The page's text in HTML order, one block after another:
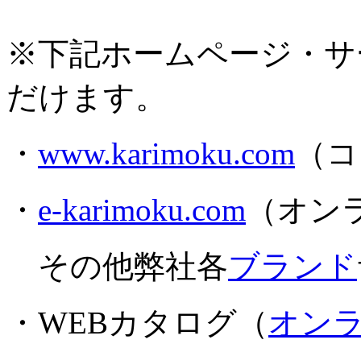
※下記ホームページ・
だけます。
・ www.karimoku.com （
・ e-karimoku.com （オ
その他弊社各ブランド
・WEBカタログ（オン